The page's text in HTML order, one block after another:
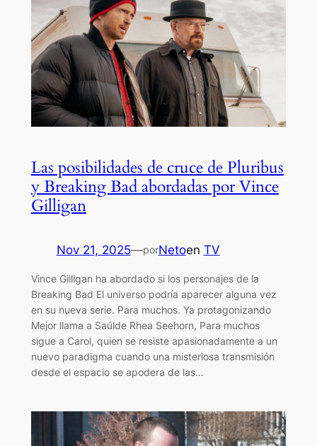
Las posibilidades de cruce de Pluribus
y Breaking Bad abordadas por Vince
Gilligan
Nov 21, 2025—porNetoen TV
Vince Gilligan ha abordado si los personajes de la
Breaking Bad El universo podría aparecer alguna vez
en su nueva serie. Para muchos. Ya protagonizando
Mejor llama a Saúlde Rhea Seehorn, Para muchos
sigue a Carol, quien se resiste apasionadamente a un
nuevo paradigma cuando una misteriosa transmisión
desde el espacio se apodera de las…